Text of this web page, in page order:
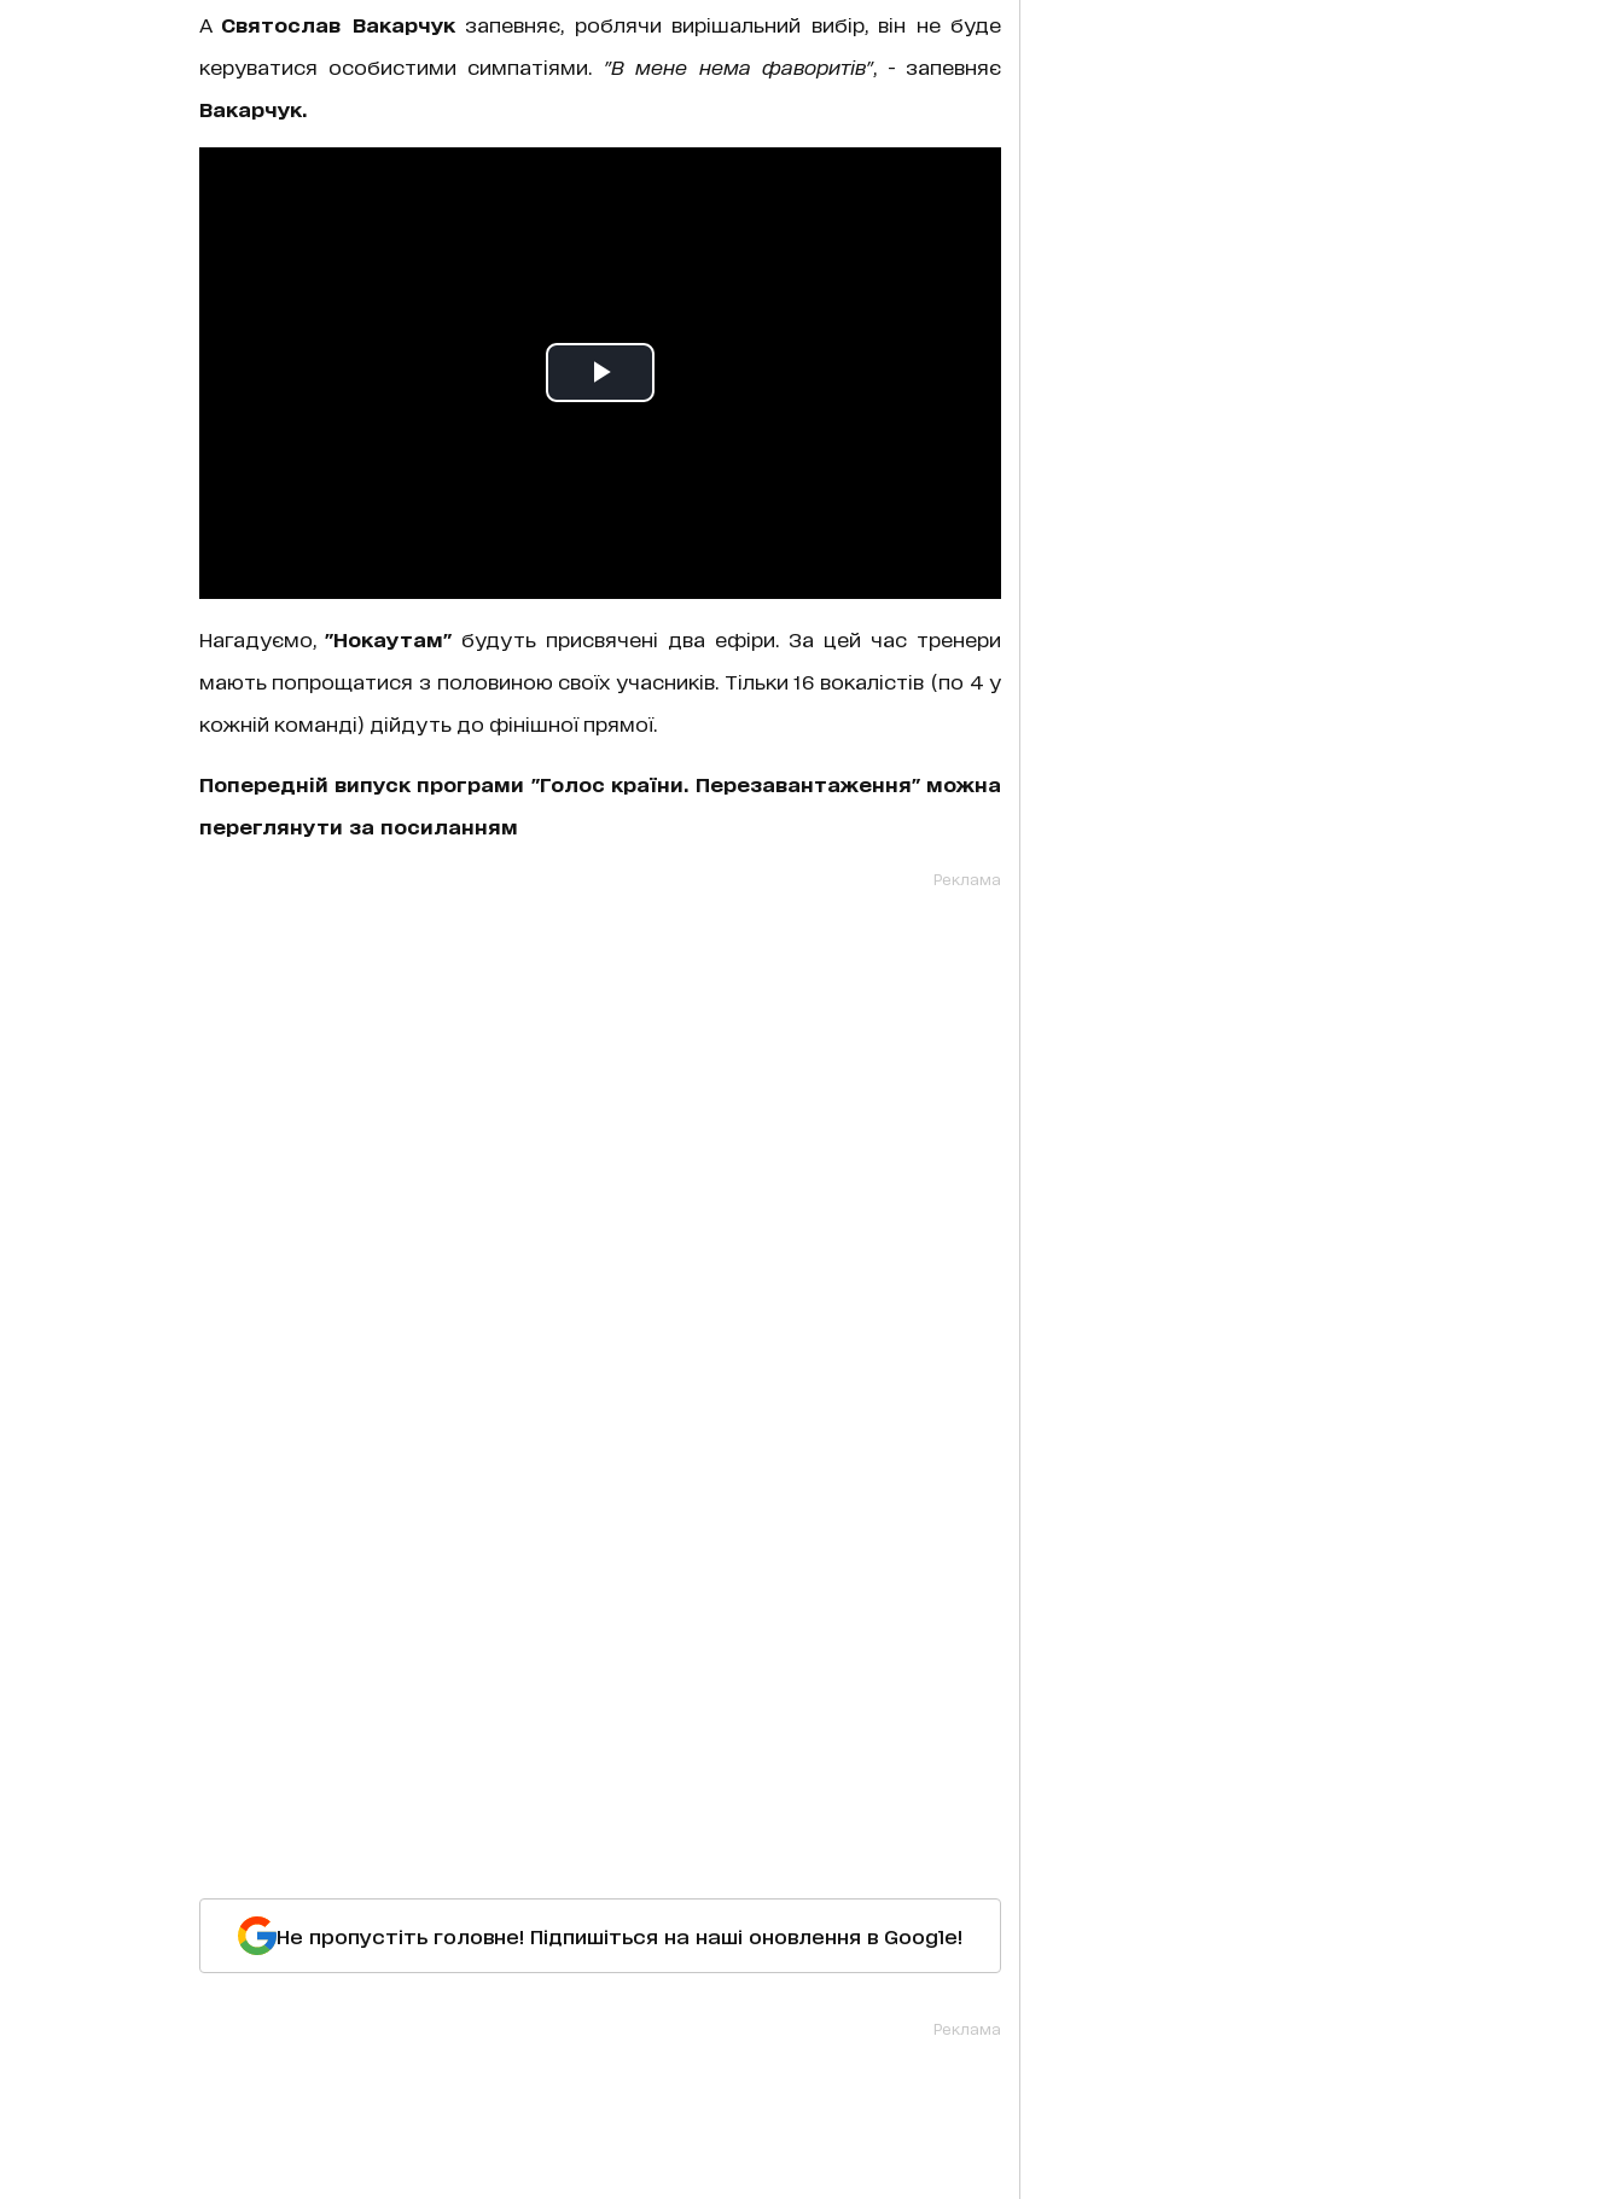
А Святослав Вакарчукзапевняє, роблячи вирішальний вибір, він не буде
керуватися особистими симпатіями. "В мене нема фаворитів", - запевняє
Вакарчук.
Нагадуємо,"Нокаутам" будуть присвячені два ефіри. За цей час тренери
мають попрощатися з половиною своїх учасників. Тільки 16 вокалістів (по 4 у
кожній команді) дійдуть до фінішної прямої.
Попередній випуск програми "Голос країни. Перезавантаження" можна
переглянути за посиланням
Реклама
Не пропустіть головне! Підпишіться на наші оновлення в Google!
Реклама